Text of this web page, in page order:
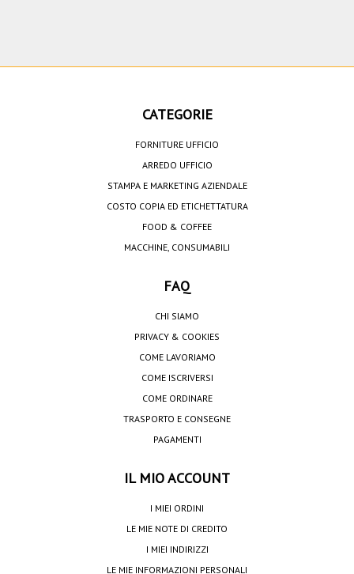
CATEGORIE
FORNITURE UFFICIO
ARREDO UFFICIO
STAMPA E MARKETING AZIENDALE
COSTO COPIA ED ETICHETTATURA
FOOD & COFFEE
MACCHINE, CONSUMABILI
FAQ
CHI SIAMO
PRIVACY & COOKIES
COME LAVORIAMO
COME ISCRIVERSI
COME ORDINARE
TRASPORTO E CONSEGNE
PAGAMENTI
IL MIO ACCOUNT
I MIEI ORDINI
LE MIE NOTE DI CREDITO
I MIEI INDIRIZZI
LE MIE INFORMAZIONI PERSONALI